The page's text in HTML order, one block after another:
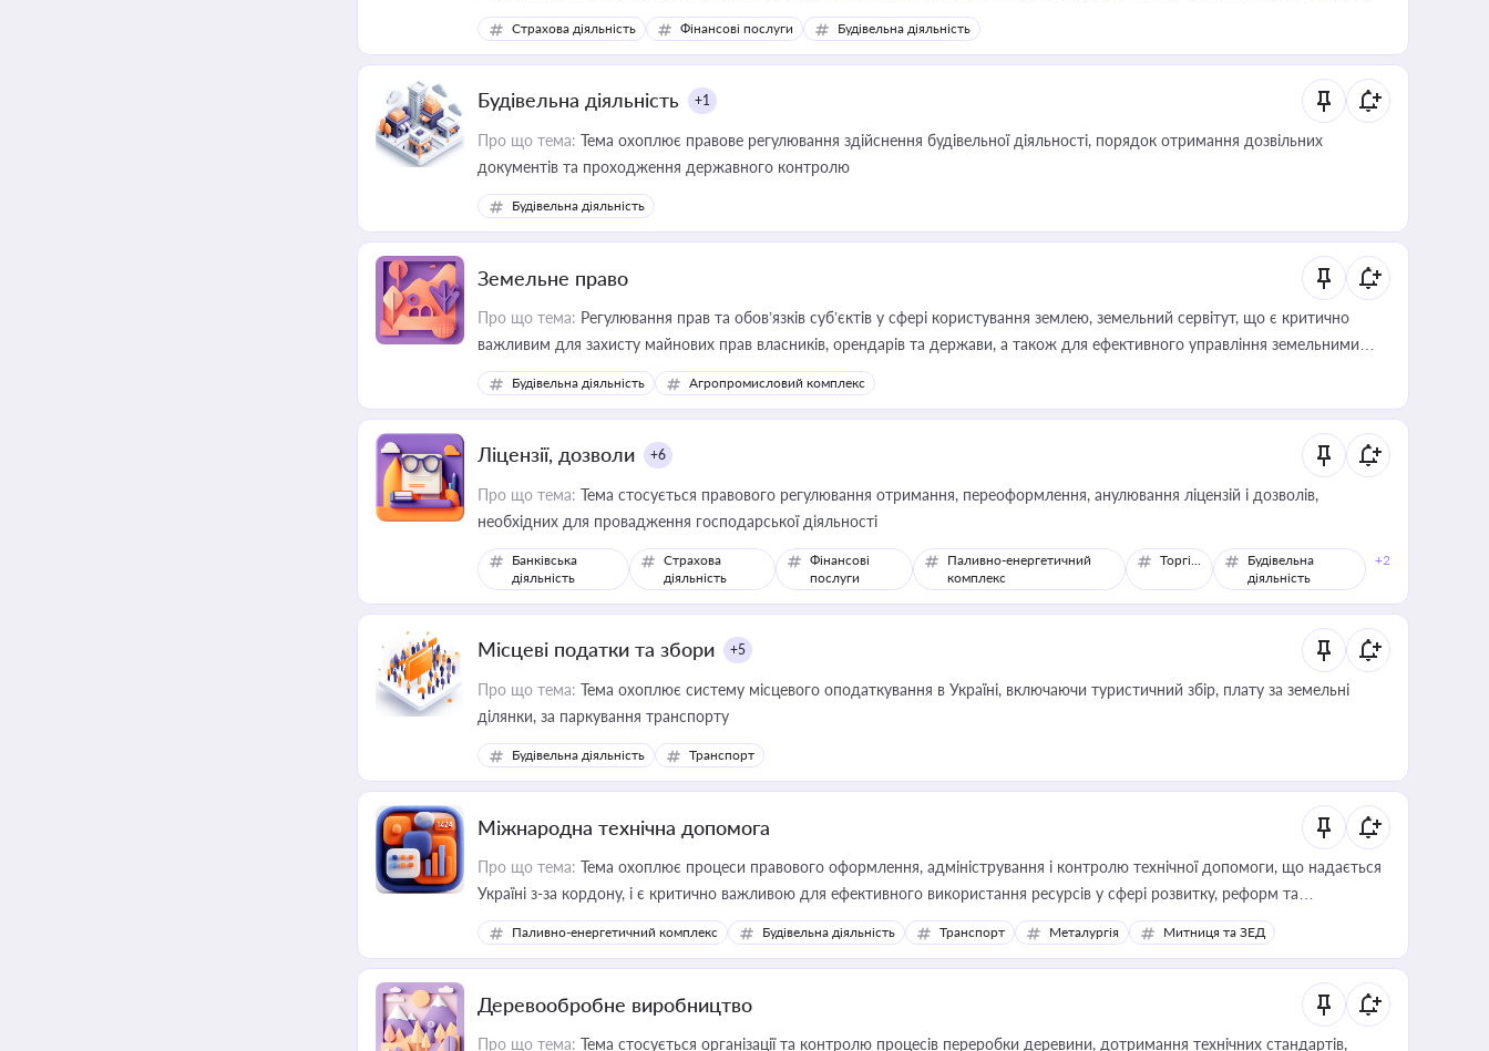
медійних змін у цій сфері корисне для власника бізнесу, керівника, юриста або бухгалтера під час оподаткування,
приватизації, оренди державного майна, корпоративних угод і перевірки статусу суб'єктів оціночної діяльності
Страхова діяльність Фінансові послуги Будівельна діяльність
Будівельна діяльність +1
Про що тема: Тема охоплює правове регулювання здійснення будівельної діяльності, порядок отримання дозвільних
документів та проходження державного контролю
Будівельна діяльність
Земельне право
Про що тема: Регулювання прав та обов’язків суб’єктів у сфері користування землею, земельний сервітут, що є критично
важливим для захисту майнових прав власників, орендарів та держави, а також для ефективного управління земельними
ресурсами
Будівельна діяльність Агропромисловий комплекс
Ліцензії, дозволи +6
Про що тема: Тема стосується правового регулювання отримання, переоформлення, анулювання ліцензій і дозволів,
необхідних для провадження господарської діяльності
Банківська
діяльність
Страхова
діяльність
Фінансові
послуги
Паливно-енергетичний
комплекс
Торгівля
Будівельна
діяльність
+2
Місцеві податки та збори +5
Про що тема: Тема охоплює систему місцевого оподаткування в Україні, включаючи туристичний збір, плату за земельні
ділянки, за паркування транспорту
Будівельна діяльність Транспорт
Міжнародна технічна допомога
Про що тема: Тема охоплює процеси правового оформлення, адміністрування і контролю технічної допомоги, що надається
Україні з-за кордону, і є критично важливою для ефективного використання ресурсів у сфері розвитку, реформ та
інфраструктурних проєктів
Паливно-енергетичний комплекс Будівельна діяльність Транспорт Металургія Митниця та ЗЕД
Деревообробне виробництво
Про що тема: Тема стосується організації та контролю процесів переробки деревини, дотримання технічних стандартів,